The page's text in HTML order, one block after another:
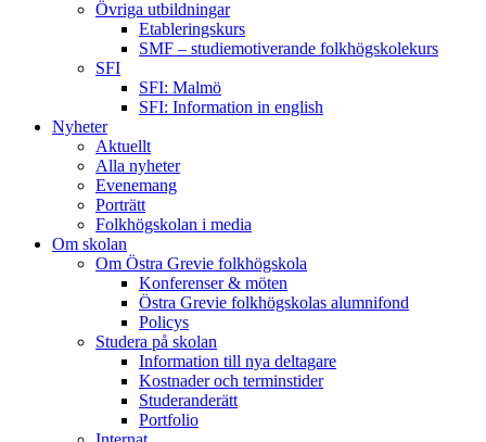
Övriga utbildningar
Etableringskurs
SMF – studiemotiverande folkhögskolekurs
SFI
SFI: Malmö
SFI: Information in english
Nyheter
Aktuellt
Alla nyheter
Evenemang
Porträtt
Folkhögskolan i media
Om skolan
Om Östra Grevie folkhögskola
Konferenser & möten
Östra Grevie folkhögskolas alumnifond
Policys
Studera på skolan
Information till nya deltagare
Kostnader och terminstider
Studeranderätt
Portfolio